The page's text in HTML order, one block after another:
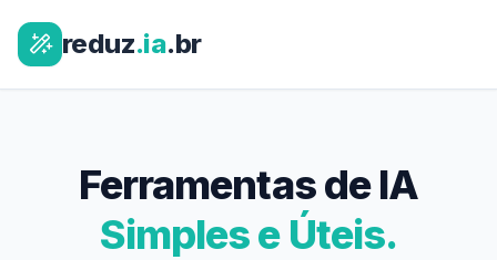
reduz.ia.br
Ferramentas de IA
Simples e Úteis.